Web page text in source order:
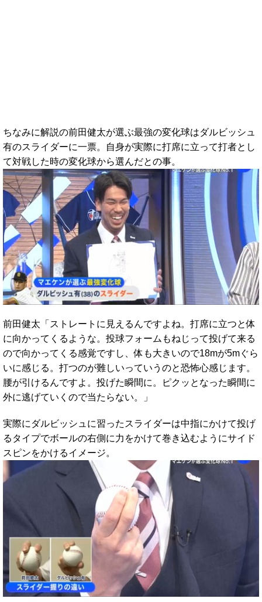
ちなみに解説の前田健太が選ぶ最強の変化球はダルビッシュ
有のスライダーに一票。自身が実際に打席に立って打者とし
て対戦した時の変化球から選んだとの事。
前田健太「ストレートに見えるんですよね。打席に立つと体
に向かってくるような。投球フォームもねじって投げて来る
ので向かってくる感覚ですし、体も大きいので18mが5mぐら
いに感じる。打つのが難しいっていうのと恐怖心感じます。
腰が引けるんですよ。投げた瞬間に。ピクッとなった瞬間に
外に逃げていくので当たらない。」
実際にダルビッシュに習ったスライダーは中指にかけて投げ
るタイプでボールの右側に力をかけて巻き込むようにサイド
スピンをかけるイメージ。